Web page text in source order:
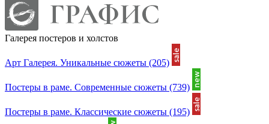
Галерея постеров и холстов
Арт Галерея. Уникальные сюжеты (205)
Постеры в раме. Современные сюжеты (739)
Постеры в раме. Классические сюжеты (195)